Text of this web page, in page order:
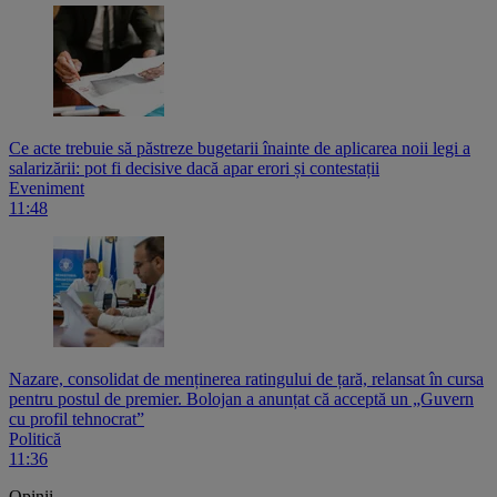
Ce acte trebuie să păstreze bugetarii înainte de aplicarea noii legi a
salarizării: pot fi decisive dacă apar erori și contestații
Eveniment
11:48
Nazare, consolidat de menținerea ratingului de țară, relansat în cursa
pentru postul de premier. Bolojan a anunțat că acceptă un „Guvern
cu profil tehnocrat”
Politică
11:36